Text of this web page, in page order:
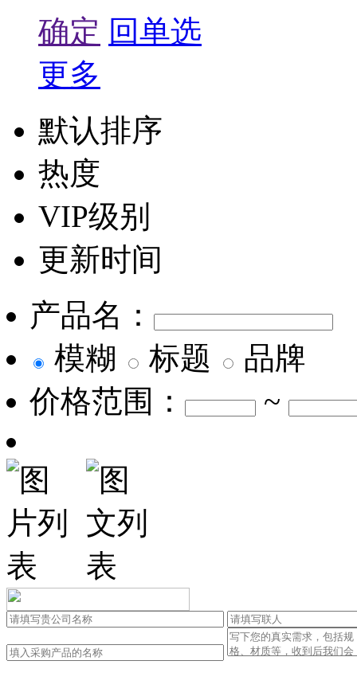
确定 回单选
更多
默认排序
热度
VIP级别
更新时间
产品名：
模糊
标题
品牌
价格范围：
~